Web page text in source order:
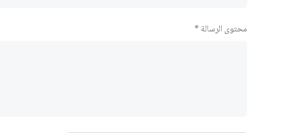
محتوى الرسالة *